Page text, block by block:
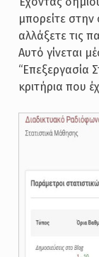
μπορείτε στην
αλλάξετε τις
Αυτό γίνεται
“Επεξεργασία
κριτήρια που